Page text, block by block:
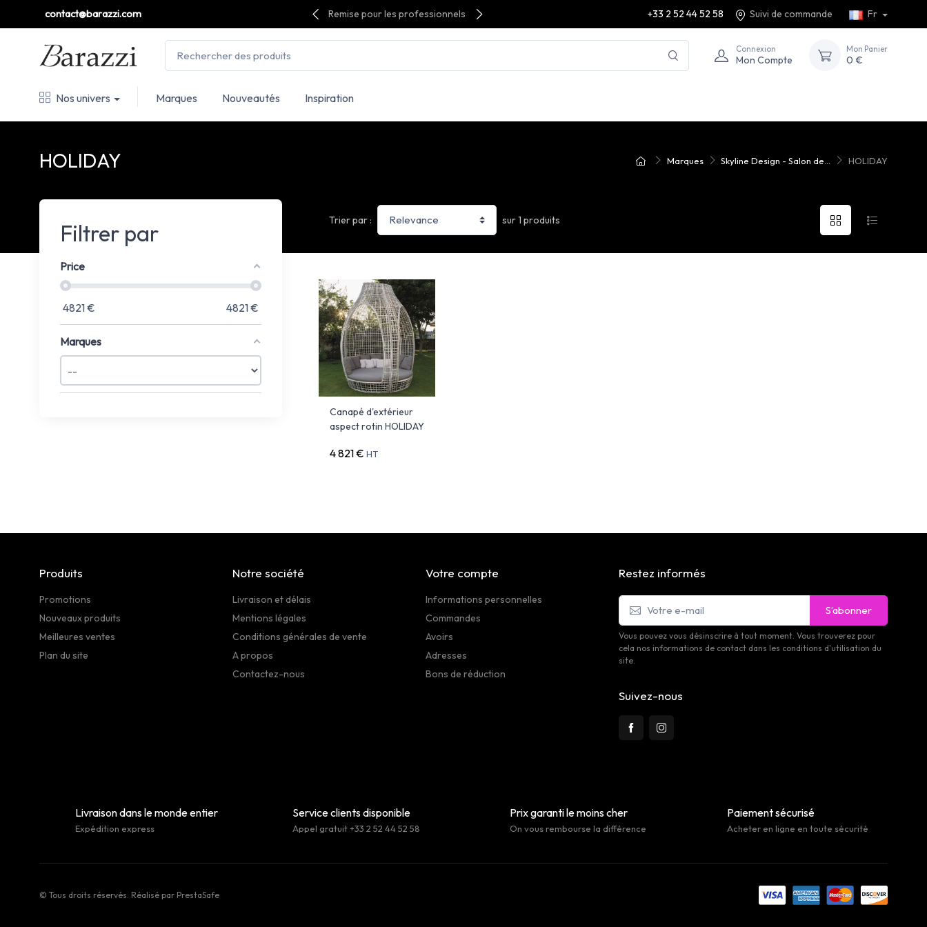
contact@barazzi.com Remise pour les professionnels +33 2 52 44 52 58 Suivi de commande Fr
Connexion
Mon Compte
Mon Panier
0 €
Nos univers Marques Nouveautés Inspiration
Marques Skyline Design - Salon de... HOLIDAY
HOLIDAY
Filtrer par
Price
4821€ 4821€
Marques
Trier par : sur 1 produits
Canapé d'extérieur
aspect rotin HOLIDAY
4 821 € HT
Produits
Promotions
Nouveaux produits
Meilleures ventes
Plan du site
Notre société
Livraison et délais
Mentions légales
Conditions générales de vente
A propos
Contactez-nous
Votre compte
Informations personnelles
Commandes
Avoirs
Adresses
Bons de réduction
Restez informés
S’abonner
Vous pouvez vous désinscrire à tout moment. Vous trouverez pour
cela nos informations de contact dans les conditions d'utilisation du
site.
Suivez-nous
Livraison dans le monde entier
Expédition express
Service clients disponible
Appel gratuit +33 2 52 44 52 58
Prix garanti le moins cher
On vous rembourse la différence
Paiement sécurisé
Acheter en ligne en toute sécurité
© Tous droits réservés. Réalisé par PrestaSafe